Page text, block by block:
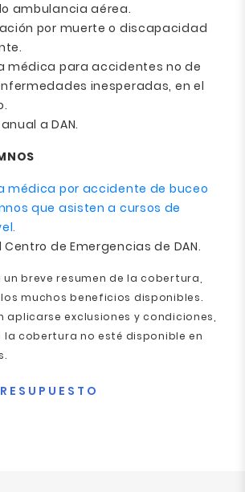
ambulancia aérea.
por muerte o discapacidad
médica para accidentes no de
inesperadas, en el
a DAN.
médica por accidente de buceo
que asisten a cursos de
de Emergencias de DAN.
breve resumen de la cobertura,
muchos beneficios disponibles.
aplicarse exclusiones y condiciones,
la cobertura no esté disponible en